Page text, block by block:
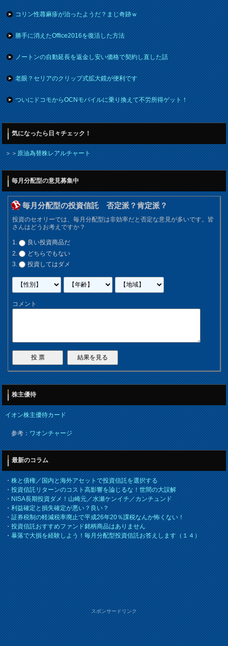
コリン性蕁麻疹が治ったようだ？まじ奇跡ｗ
勝手に消えたOffice2016を復活した方法
ノートンの自動延長を返金し安い価格で契約し直した話
老眼？セリアのクリップ式拡大鏡が便利です
ついにドコモからOCNモバイルに乗り換えて不労所得ゲット！
気になったら日々チェック！
＞＞原油為替株レアルチャート
毎月分配型の意見募集中
毎月分配型の投資信託 否定派？肯定派？
投資のセオリーでは、毎月分配型は非効率だと否定な意見が多いです。皆
さんはどうお考えですか？
良い投資商品だ
どちらでもない
投資してはダメ
コメント
株主優待
イオン株主優待カード
参考：ワオンチャージ
最新のコラム
・株と債権／国内と海外アセットで投資信託を選択する
・投資信託リターンのコスト高影響を論じるな！世間の大誤解
・NISA長期投資ダメ！山崎元／水瀬ケンイチ／カンチュンド
・利益確定と損失確定が悪い？良い？
・証券税制の軽減税率廃止で平成26年20％課税なんか怖くない！
・投資信託おすすめファンド銘柄商品はありません
・暴落で大損を経験しよう！毎月分配型投資信託お答えします（１４）
スポンサードリンク